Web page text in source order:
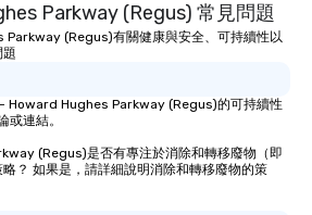
Parkway (Regus) 常見問題
Parkway (Regus)有關健康與安全、可持續性以
題
Howard Hughes Parkway (Regus)的可持續性
或連結。
(Regus)是否有專注於消除和轉移廢物（即
？ 如果是，請詳細說明消除和轉移廢物的策